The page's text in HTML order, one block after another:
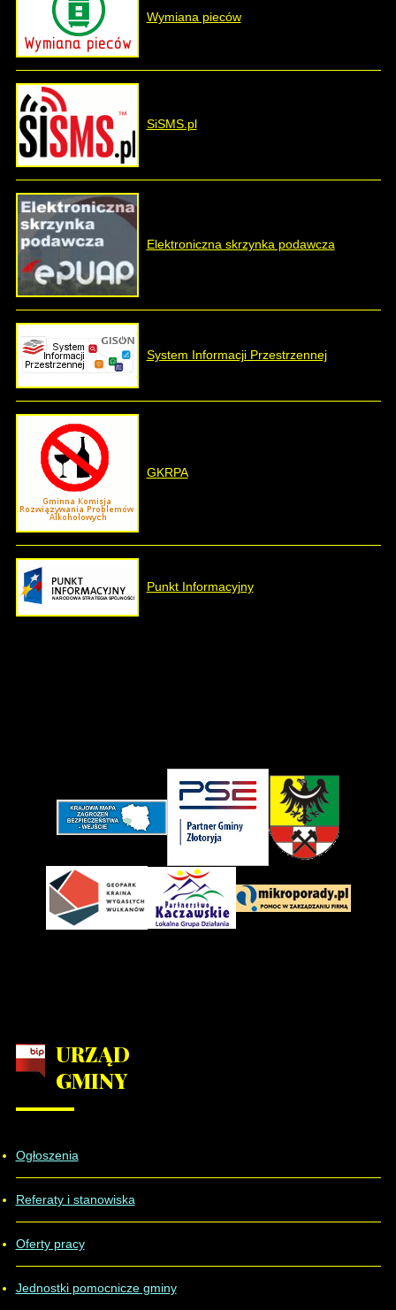
Wymiana pieców
SiSMS.pl
Elektroniczna skrzynka podawcza
System Informacji Przestrzennej
GKRPA
Punkt Informacyjny
URZĄD
GMINY
Ogłoszenia
Referaty i stanowiska
Oferty pracy
Jednostki pomocnicze gminy